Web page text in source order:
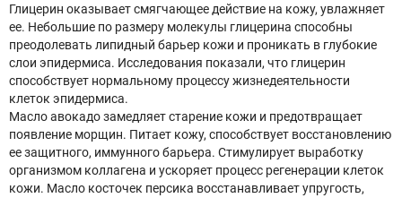
Глицерин оказывает смягчающее действие на кожу, увлажняет
ее. Небольшие по размеру молекулы глицерина способны
преодолевать липидный барьер кожи и проникать в глубокие
слои эпидермиса. Исследования показали, что глицерин
способствует нормальному процессу жизнедеятельности
клеток эпидермиса.
Масло авокадо замедляет старение кожи и предотвращает
появление морщин. Питает кожу, способствует восстановлению
ее защитного, иммунного барьера. Стимулирует выработку
организмом коллагена и ускоряет процесс регенерации клеток
кожи. Масло косточек персика восстанавливает упругость,